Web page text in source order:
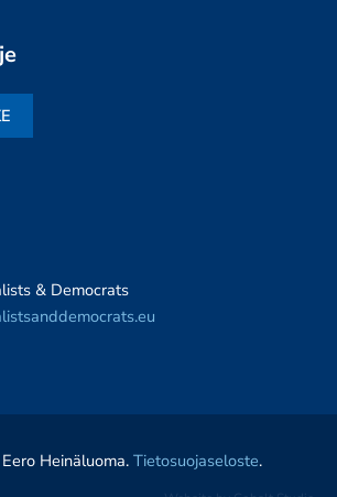
& Democrats
Heinäluoma. Tietosuojaseloste.